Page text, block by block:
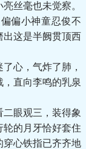
丝毫也未觉察。
偏小神童忍俊不
出这是半阙贯顶西
心，气炸了肺，
直向李鸣的乳泉
眼观三，装得象
的月牙恰好套住
穿心铁指已齐齐地